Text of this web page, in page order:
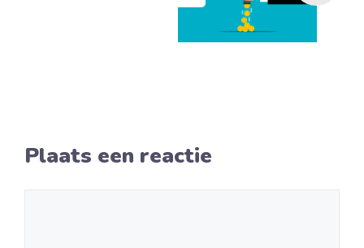
Plaats een reactie